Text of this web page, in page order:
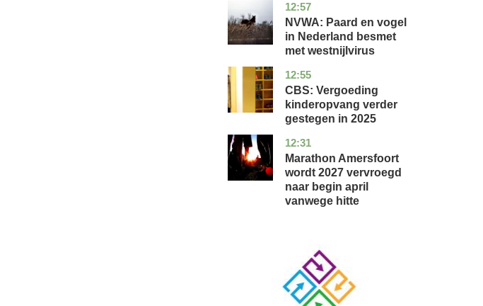
12:57
utrecht
nieuws
NVWA: Paard en vogel
in Nederland besmet
met westnijlvirus
12:55
zuid-
holland
economie
CBS: Vergoeding
kinderopvang verder
gestegen in 2025
12:31
utrecht
nieuws
Marathon Amersfoort
wordt 2027 vervroegd
naar begin april
vanwege hitte